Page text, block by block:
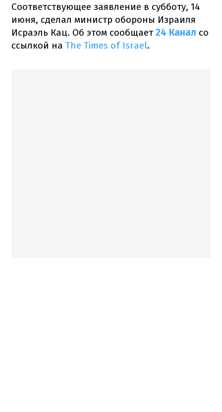
Соответствующее заявление в субботу, 14
июня, сделал министр обороны Израиля
Исраэль Кац. Об этом сообщает24 Канал со
ссылкой на The Times of Israel.